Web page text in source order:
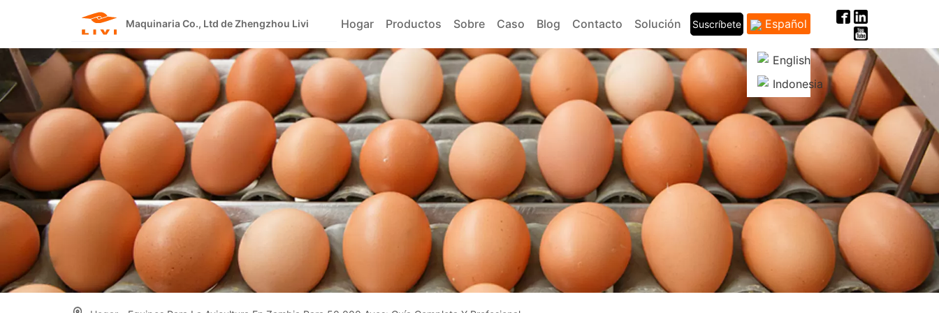
Maquinaria Co., Ltd de Zhengzhou Livi Hogar Productos Sobre Caso Blog Contacto Solución Suscríbete Español
English
Indonesia